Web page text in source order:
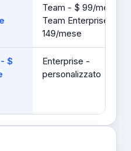
Team - $ 99/mese;
Team Enterprise - $
149/mese
$
Enterprise -
personalizzato